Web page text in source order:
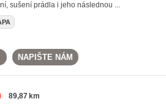
sušení prádla i jeho následnou ...
NAPIŠTE NÁM
89,87 km